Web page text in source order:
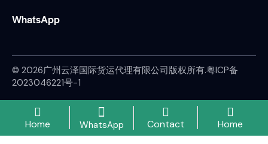
WhatsApp
© 2026广州云泽国际货运代理有限公司版权所有.粤ICP备
2023046221号-1
Home WhatsApp Contact Home